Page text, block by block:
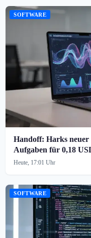
SOFTWARE
Handoff: Harks
Aufgaben für 0,18
Heute, 17:01 Uhr
SOFTWARE